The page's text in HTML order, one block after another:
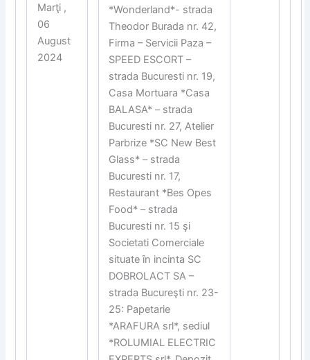
Marţi ,
06
August
2024
*Wonderland*- strada
Theodor Burada nr. 42,
Firma – Servicii Paza –
SPEED ESCORT –
strada Bucuresti nr. 19,
Casa Mortuara *Casa
BALASA* – strada
Bucuresti nr. 27, Atelier
Parbrize *SC New Best
Glass* – strada
Bucuresti nr. 17,
Restaurant *Bes Opes
Food* – strada
Bucuresti nr. 15 şi
Societati Comerciale
situate ȋn incinta SC
DOBROLACT SA –
strada Bucureşti nr. 23-
25: Papetarie
*ARAFURA srl*, sediul
*ROLUMIAL ELECTRIC